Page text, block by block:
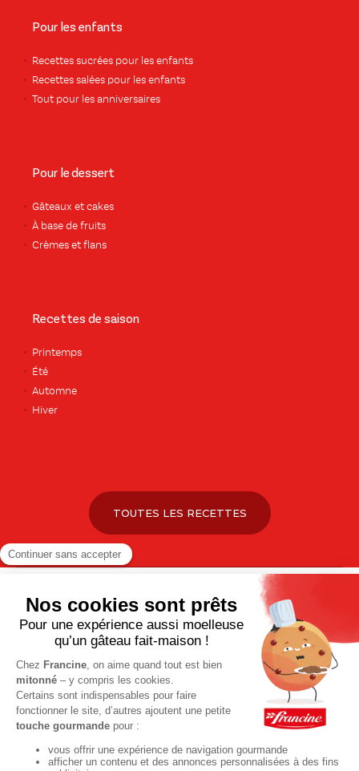
Pour les enfants
Recettes sucrées pour les enfants
Recettes salées pour les enfants
Tout pour les anniversaires
Pour le dessert
Gâteaux et cakes
À base de fruits
Crèmes et flans
Recettes de saison
Printemps
Été
Automne
Hiver
TOUTES LES RECETTES
Pour votre santé, pratiquez une activité physique régulière. Plus
d’infos sur
www.mangerbouger.fr